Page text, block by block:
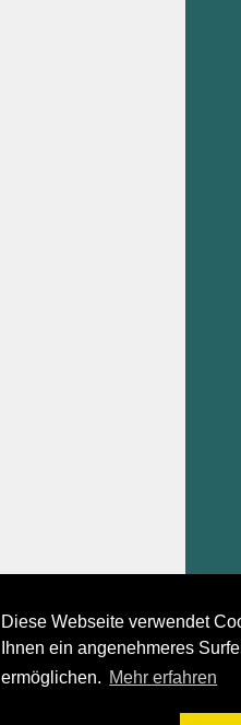
Diese Webseite verwendet
Ihnen ein angenehmeres
ermöglichen. Mehr erfahren